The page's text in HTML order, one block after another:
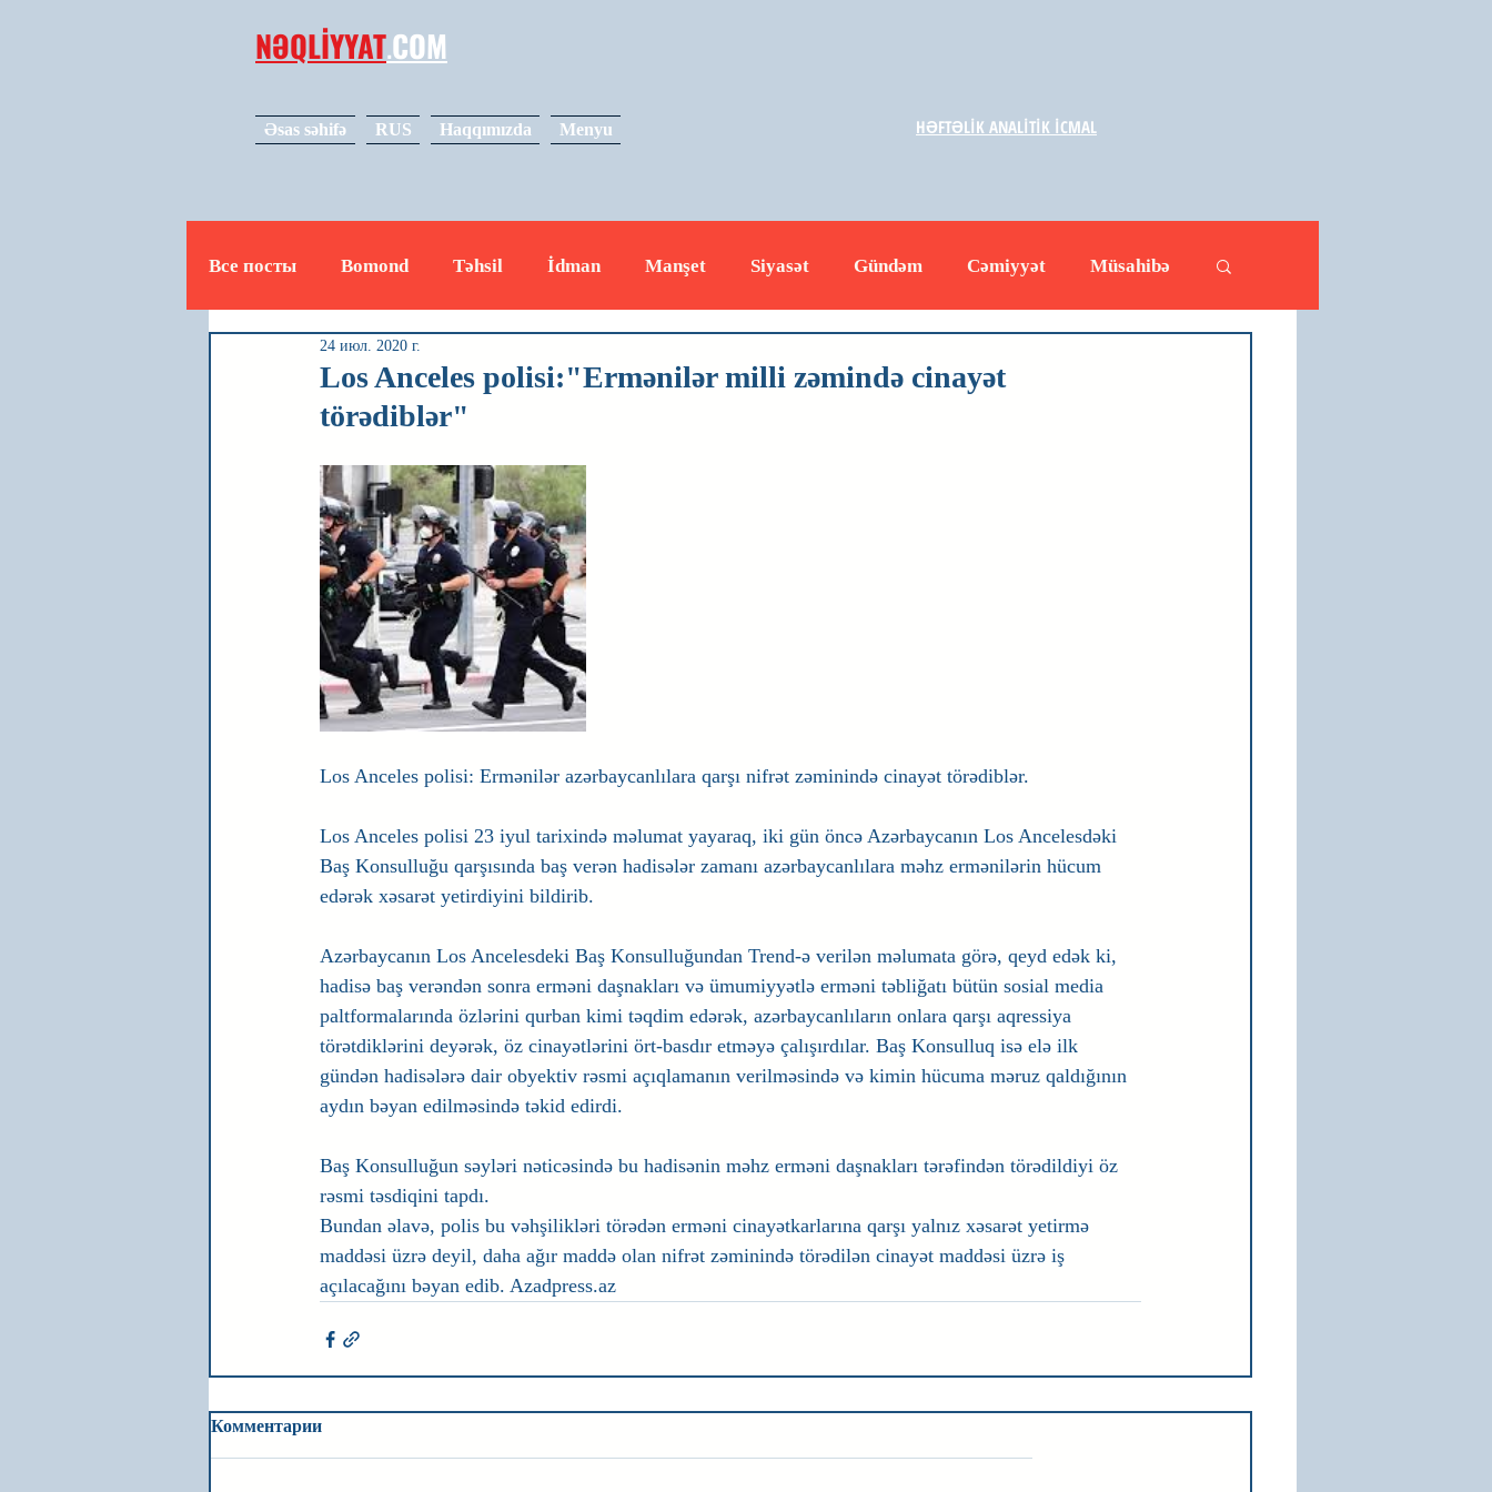
NƏQLİYYAT.COM
Əsas səhifə RUS Haqqımızda Menyu
Все посты Bomond Təhsil İdman Manşet Siyasət Gündəm Cəmiyyət Müsahibə
Video
Los Anceles polisi:"Ermənilər milli zəmində cinayət
törədiblər"
24 июл. 2020 г.
Los Anceles polisi: Ermənilər azərbaycanlılara qarşı nifrət zəminində cinayət törədiblər.
Los Anceles polisi 23 iyul tarixində məlumat yayaraq, iki gün öncə Azərbaycanın Los Ancelesdəki
Baş Konsulluğu qarşısında baş verən hadisələr zamanı azərbaycanlılara məhz ermənilərin hücum
edərək xəsarət yetirdiyini bildirib.
Azərbaycanın Los Ancelesdeki Baş Konsulluğundan Trend-ə verilən məlumata görə, qeyd edək ki,
hadisə baş verəndən sonra erməni daşnakları və ümumiyyətlə erməni təbliğatı bütün sosial media
paltformalarında özlərini qurban kimi təqdim edərək, azərbaycanlıların onlara qarşı aqressiya
törətdiklərini deyərək, öz cinayətlərini ört-basdır etməyə çalışırdılar. Baş Konsulluq isə elə ilk
gündən hadisələrə dair obyektiv rəsmi açıqlamanın verilməsində və kimin hücuma məruz qaldığının
aydın bəyan edilməsində təkid edirdi.
Baş Konsulluğun səyləri nəticəsində bu hadisənin məhz erməni daşnakları tərəfindən törədildiyi öz
rəsmi təsdiqini tapdı.
Bundan əlavə, polis bu vəhşilikləri törədən erməni cinayətkarlarına qarşı yalnız xəsarət yetirmə
maddəsi üzrə deyil, daha ağır maddə olan nifrət zəminində törədilən cinayət maddəsi üzrə iş
açılacağını bəyan edib. Azadpress.az
Комментарии
HƏFTƏLİK ANALİTİK İCMAL